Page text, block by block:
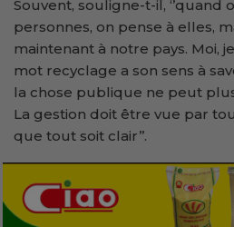
Souvent, souligne-t-il, ‘’quand
personnes, on pense à elles,
maintenant à notre pays. Moi,
mot recyclage a son sens à
la chose publique ne peut
La gestion doit être vue par
que tout soit clair’’.